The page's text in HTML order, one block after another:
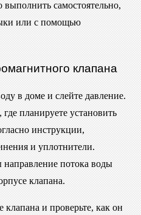
самостоятельно,
или с помощью
клапана
в доме и слейте давление.
планируете установить
инструкции,
и уплотнители.
направление потока воды
клапана.
и проверьте, как он